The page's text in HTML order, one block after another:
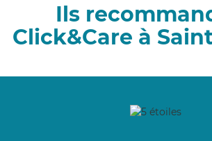
Ils
Click&Care à